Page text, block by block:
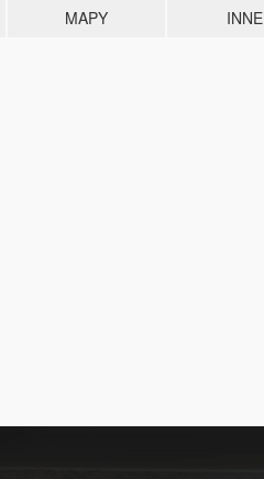
MAPY INNE